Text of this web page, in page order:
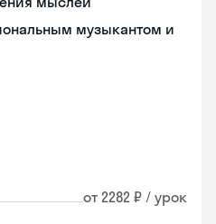
музыкантом и
от 2282 ₽ / урок